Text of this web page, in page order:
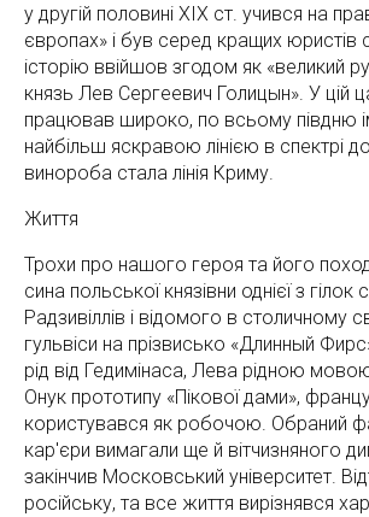
у другій половині ХІХ ст. учився на
європах» і був серед кращих юристів
історію ввійшов згодом як «великий
князь Лев Сергеевич Голицын». У цій
працював широко, по всьому півдню
найбільш яскравою лінією в спектрі
винороба стала лінія Криму.
Життя
Трохи про нашого героя та його
сина польської князівни однієї з гілок
Радзивіллів і відомого в столичному
гульвіси на прізвисько «Длинный
рід від Гедимінаса, Лева рідною
Онук прототипу «Пікової дами»,
користувався як робочою. Обраний
кар'єри вимагали ще й вітчизняного
закінчив Московський університет.
російську, та все життя вирізнявся